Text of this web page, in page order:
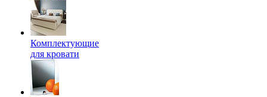
Комплектующие
для кровати